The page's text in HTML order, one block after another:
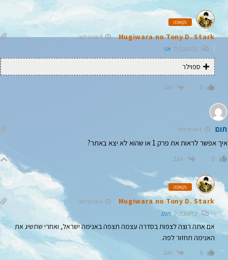
נקאמה
Mugiwara no Tony D. Stark 4 שנים לפני
בתגובה לאני
ספוילר
0 הגב
תום 4 שנים לפני
איך אפשר לראות את פרק 1 או שהוא לא יצא באתר?
0 הגב
נקאמה
Mugiwara no Tony D. Stark 4 שנים לפני
בתגובה לתום
אם אתה רוצה לצפות בסדרה עצמה תצפה באנימה ישראל, ואחרי שתשיג את
האנימה תחזור לפה.
0 הגב